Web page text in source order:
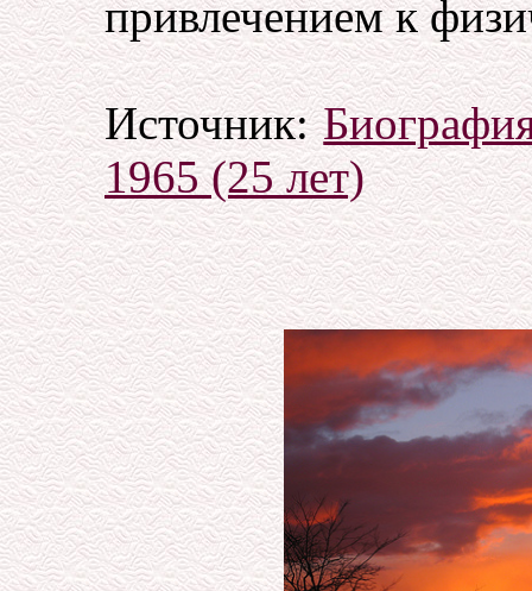
привлечением к
Источник:
1965 (25 лет)